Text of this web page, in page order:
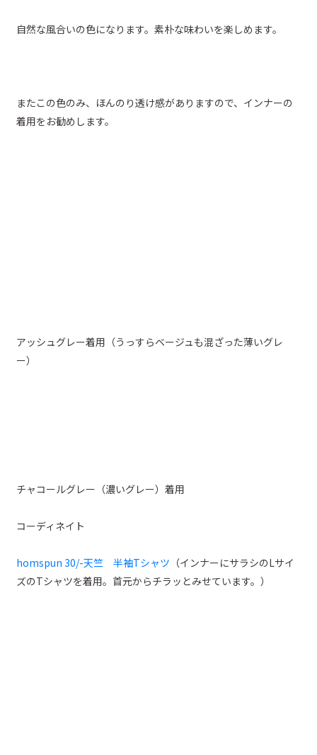
自然な風合いの色になります。素朴な味わいを楽しめます。
またこの色のみ、ほんのり透け感がありますので、インナーの
着用をお勧めします。
アッシュグレー着用（うっすらベージュも混ざった薄いグレ
ー）
チャコールグレー（濃いグレー）着用
コーディネイト
homspun 30/-天竺 半袖Tシャツ （インナーにサラシのLサイ
ズのTシャツを着用。首元からチラッとみせています。）